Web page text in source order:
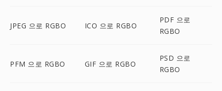
JPEG 으로 RGBO ICO 으로 RGBO
PDF 으로
RGBO
PFM 으로 RGBO GIF 으로 RGBO
PSD 으로
RGBO